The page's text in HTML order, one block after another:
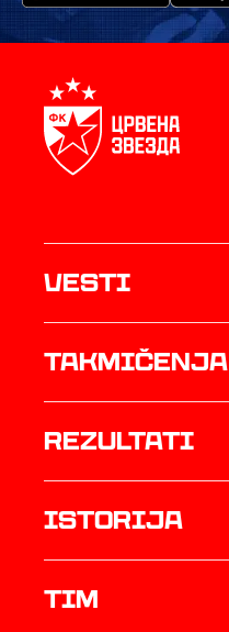
Vesti
Takmičenja
rezultati
istorija
TIM